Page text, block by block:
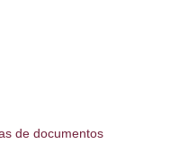
de documentos